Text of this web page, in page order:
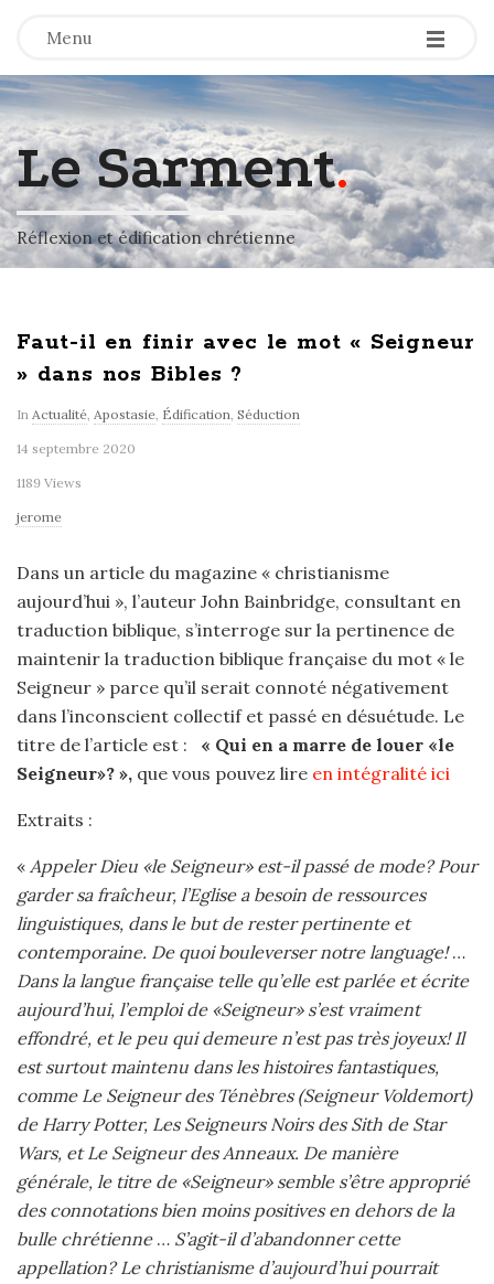
Menu -
-
-
Le Sarment.
Réflexion et édification chrétienne
Faut-il en finir avec le mot « Seigneur
» dans nos Bibles ?
In Actualité, Apostasie, Édification, Séduction
14 septembre 2020
1189 Views
jerome
Dans un article du magazine « christianisme
aujourd’hui », l’auteur John Bainbridge, consultant en
traduction biblique, s’interroge sur la pertinence de
maintenir la traduction biblique française du mot « le
Seigneur » parce qu’il serait connoté négativement
dans l’inconscient collectif et passé en désuétude. Le
titre de l’article est : « Qui en a marre de louer «le
Seigneur»? », que vous pouvez lire en intégralité ici
Extraits :
« Appeler Dieu «le Seigneur» est-il passé de mode? Pour
garder sa fraîcheur, l’Eglise a besoin de ressources
linguistiques, dans le but de rester pertinente et
contemporaine. De quoi bouleverser notre language!…
Dans la langue française telle qu’elle est parlée et écrite
aujourd’hui, l’emploi de «Seigneur» s’est vraiment
effondré, et le peu qui demeure n’est pas très joyeux! Il
est surtout maintenu dans les histoires fantastiques,
comme Le Seigneur des Ténèbres (Seigneur Voldemort)
de Harry Potter, Les Seigneurs Noirs des Sith de Star
Wars, et Le Seigneur des Anneaux. De manière
générale, le titre de «Seigneur» semble s’être approprié
des connotations bien moins positives en dehors de la
bulle chrétienne… S’agit-il d’abandonner cette
appellation? Le christianisme d’aujourd’hui pourrait